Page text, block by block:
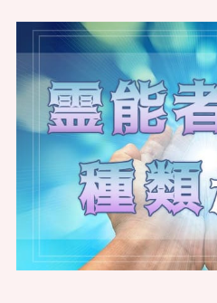
除霊をすると何がお
会ったときの体験談
幽霊の子供が母を救
いる？
浄化のスピリチュア
者に聞いた浄化の本